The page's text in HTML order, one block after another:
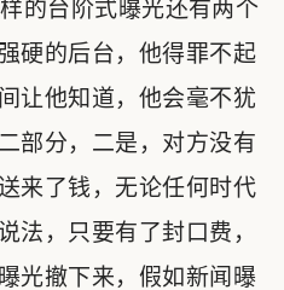
的台阶式曝光还有两个
硬的后台，他得罪不起
让他知道，他会毫不犹
部分，二是，对方没有
来了钱，无论任何时代
法，只要有了封口费，
光撤下来，假如新闻曝